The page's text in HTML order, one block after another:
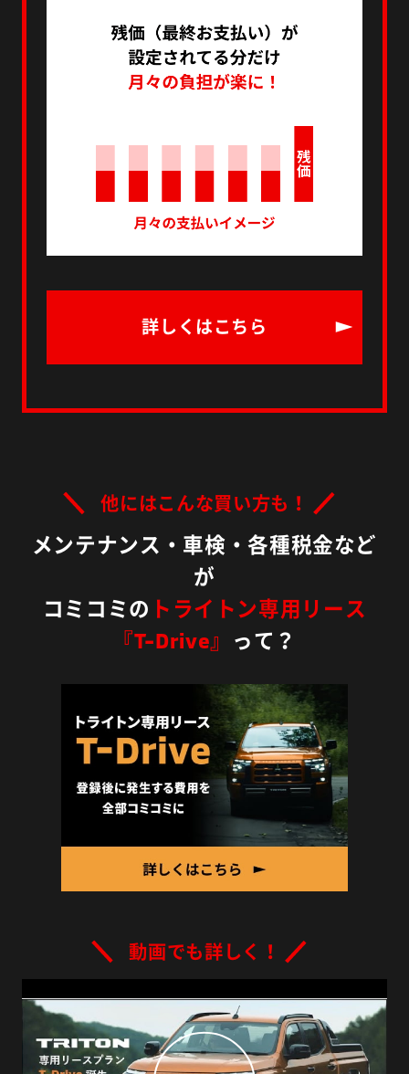
詳しくはこちら
他にはこんな買い方も！
メンテナンス・車検・各種税金など
が
コミコミの トライトン専用リース
『T-Drive』
って？
動画でも詳しく！